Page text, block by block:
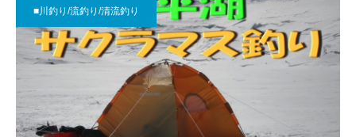
■川釣り/流釣り/清流釣り